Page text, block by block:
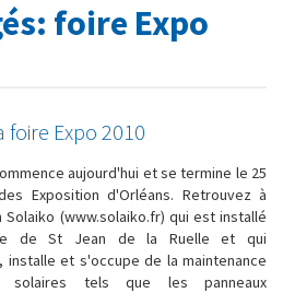
foire Expo
foire Expo 2010
aujourd'hui et se termine le 25
Exposition d'Orléans. Retrouvez à
(www.solaiko.fr) qui est installé
de St Jean de la Ruelle et qui
installe et s'occupe de la maintenance
solaires tels que les panneaux